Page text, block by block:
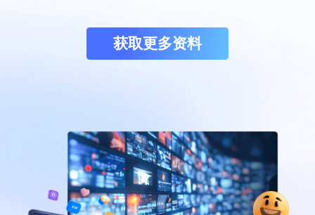
获取更多资料